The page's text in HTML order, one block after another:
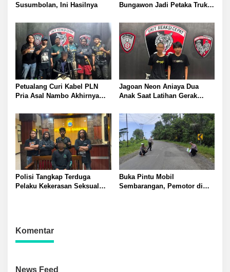
Susumbolan, Ini Hasilnya
Bungawon Jadi Petaka Truk
Terperosok dan Rusak Berat
Petualang Curi Kabel PLN
Pria Asal Nambo Akhirnya
Jagoan Neon Aniaya Dua
Anak Saat Latihan Gerak
Polresta Banggai
Polisi Tangkap Terduga
Pelaku Kekerasan Seksual
Buka Pintu Mobil
Sembarangan, Pemotor di
Komentar
News Feed